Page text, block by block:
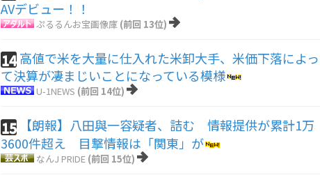
AVデビュー！！
ぷるるんお宝画像庫 (前回 13位)
14 高値で米を大量に仕入れた米卸大手、米価下落によっ
て決算が凄まじいことになっている模様
U-1NEWS (前回 14位)
15
【朗報】八田與一容疑者、詰む 情報提供が累計1万
3600件超え 目撃情報は「関東」が
なんJ PRIDE (前回 15位)